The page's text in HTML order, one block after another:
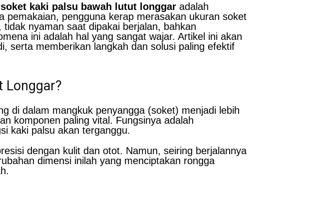
soket kaki palsu bawah lutut longgar adalah
pemakaian, pengguna kerap merasakan ukuran soket
nyaman saat dipakai berjalan, bahkan
ini adalah hal yang sangat wajar. Artikel ini akan
serta memberikan langkah dan solusi paling efektif
Longgar?
di dalam mangkuk penyangga (soket) menjadi lebih
komponen paling vital. Fungsinya adalah
kaki palsu akan terganggu.
dengan kulit dan otot. Namun, seiring berjalannya
dimensi inilah yang menciptakan rongga